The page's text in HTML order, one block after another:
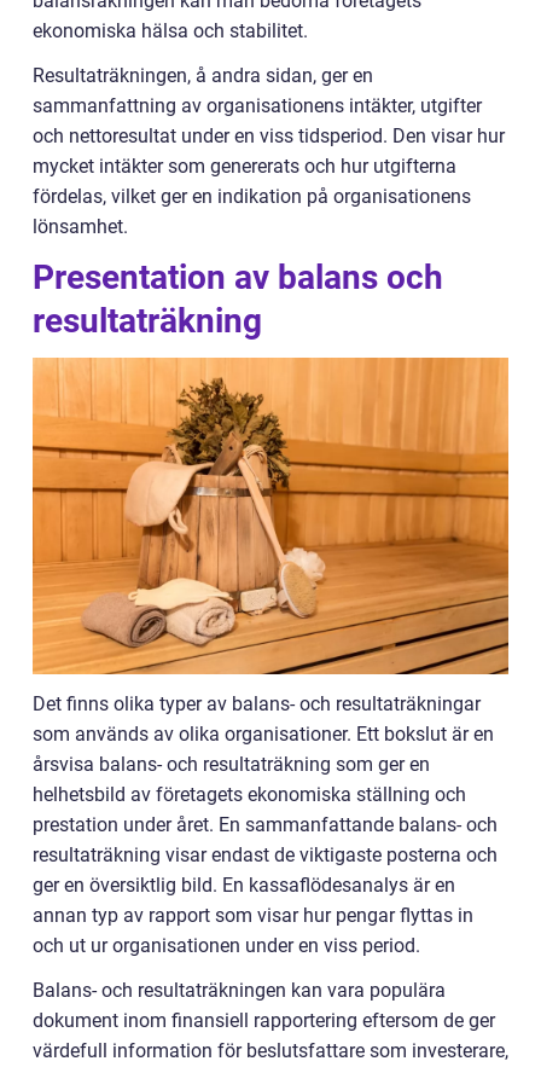
ekonomiska hälsa och stabilitet.
Resultaträkningen, å andra sidan, ger en
sammanfattning av organisationens intäkter, utgifter
och nettoresultat under en viss tidsperiod. Den visar hur
mycket intäkter som genererats och hur utgifterna
fördelas, vilket ger en indikation på organisationens
lönsamhet.
Presentation av balans och
resultaträkning
Det finns olika typer av balans- och resultaträkningar
som används av olika organisationer. Ett bokslut är en
årsvisa balans- och resultaträkning som ger en
helhetsbild av företagets ekonomiska ställning och
prestation under året. En sammanfattande balans- och
resultaträkning visar endast de viktigaste posterna och
ger en översiktlig bild. En kassaflödesanalys är en
annan typ av rapport som visar hur pengar flyttas in
och ut ur organisationen under en viss period.
Balans- och resultaträkningen kan vara populära
dokument inom finansiell rapportering eftersom de ger
värdefull information för beslutsfattare som investerare,